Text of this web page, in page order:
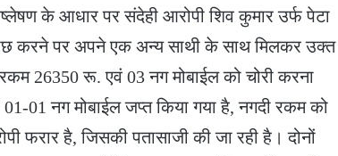
के आधार पर संदेही आरोपी शिव कुमार उर्फ पेटा
करने पर अपने एक अन्य साथी के साथ मिलकर उक्त
26350 रू. एवं 03 नग मोबाईल को चोरी करना
01 नग मोबाईल जप्त किया गया है, नगदी रकम को
फरार है, जिसकी पतासाजी की जा रही है। दोनों